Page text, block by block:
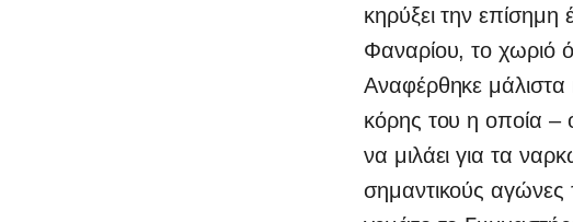
κηρύξει την
Φαναρίου, το χωριό
Αναφέρθηκε μάλιστα
κόρης του η οποία –
να μιλάει για τα
σημαντικούς